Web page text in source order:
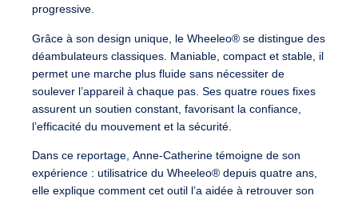
progressive
Grâce à son design unique , le Wheeleo® se distingue des
déambulateurs classiques Maniable compact et stable , il
permet une marche plus fluide sans nécessiter de
soulever l’appareil à chaque pas. Ses quatre roues fixes
assurent un soutien constant , favorisant la confiance
l’efficacité du mouvement et la sécurité
Dans ce reportage, Anne-Catherine témoigne de son
expérience : utilisatrice du Wheeleo® depuis quatre ans
elle explique comment cet outil l’a aidée à retrouver son